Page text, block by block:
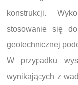
konstrukcji.
stosowanie się
geotechnicznej
W przypadku
wynikających z